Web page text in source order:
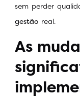
sem perder
gestão real.
As